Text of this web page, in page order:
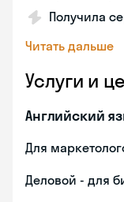
Получила
Читать дальше
Услуги и
Английский
Для
Деловой - для